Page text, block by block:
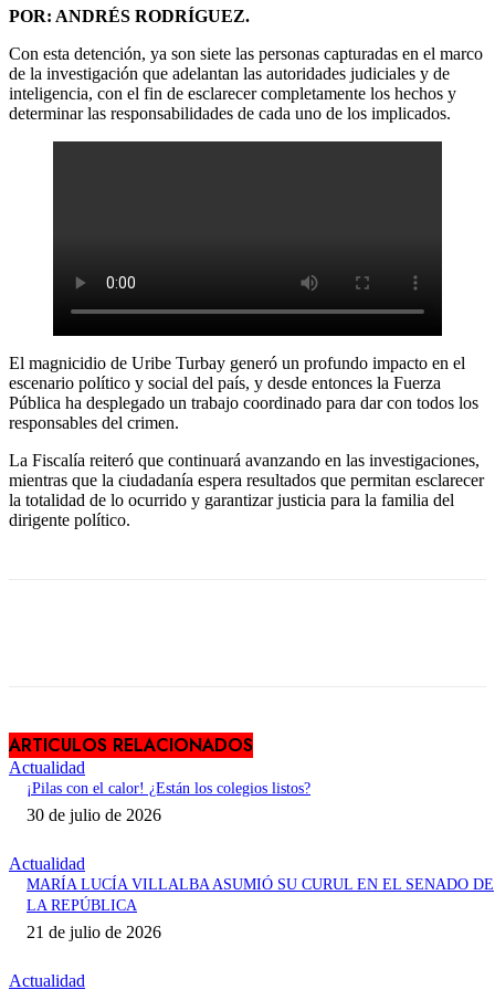
POR: ANDRÉS RODRÍGUEZ.
Con esta detención, ya son siete las personas capturadas en el marco
de la investigación que adelantan las autoridades judiciales y de
inteligencia, con el fin de esclarecer completamente los hechos y
determinar las responsabilidades de cada uno de los implicados.
El magnicidio de Uribe Turbay generó un profundo impacto en el
escenario político y social del país, y desde entonces la Fuerza
Pública ha desplegado un trabajo coordinado para dar con todos los
responsables del crimen.
La Fiscalía reiteró que continuará avanzando en las investigaciones,
mientras que la ciudadanía espera resultados que permitan esclarecer
la totalidad de lo ocurrido y garantizar justicia para la familia del
dirigente político.
ARTICULOS RELACIONADOS
Actualidad
¡Pilas con el calor! ¿Están los colegios listos?
30 de julio de 2026
Actualidad
MARÍA LUCÍA VILLALBA ASUMIÓ SU CURUL EN EL SENADO DE
LA REPÚBLICA
21 de julio de 2026
Actualidad